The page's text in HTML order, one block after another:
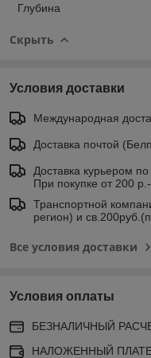
Глубина
Скрыть
Условия доставки
Международная
Доставка почтой
Доставка курьером
При покупке от 200
Транспортной
регион) и
Все условия доставки
Условия оплаты
БЕЗНАЛИЧНЫЙ
НАЛОЖЕННЫЙ